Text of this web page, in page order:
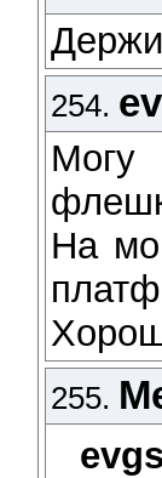
254.
На
255.